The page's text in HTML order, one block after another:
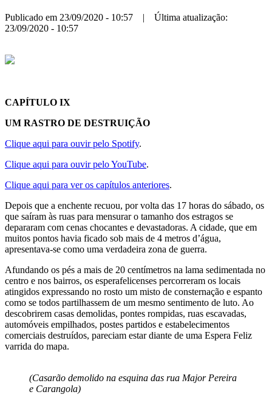
Publicado em 23/09/2020 - 10:57 | Última atualização:
23/09/2020 - 10:57
CAPÍTULO IX
UM RASTRO DE DESTRUIÇÃO
Clique aqui para ouvir pelo Spotify.
Clique aqui para ouvir pelo YouTube.
Clique aqui para ver os capítulos anteriores.
Depois que a enchente recuou, por volta das 17 horas do sábado, os
que saíram às ruas para mensurar o tamanho dos estragos se
depararam com cenas chocantes e devastadoras. A cidade, que em
muitos pontos havia ficado sob mais de 4 metros d’água,
apresentava-se como uma verdadeira zona de guerra.
Afundando os pés a mais de 20 centímetros na lama sedimentada no
centro e nos bairros, os esperafelicenses percorreram os locais
atingidos expressando no rosto um misto de consternação e espanto
como se todos partilhassem de um mesmo sentimento de luto. Ao
descobrirem casas demolidas, pontes rompidas, ruas escavadas,
automóveis empilhados, postes partidos e estabelecimentos
comerciais destruídos, pareciam estar diante de uma Espera Feliz
varrida do mapa.
(Casarão demolido na esquina das rua Major Pereira
e Carangola)